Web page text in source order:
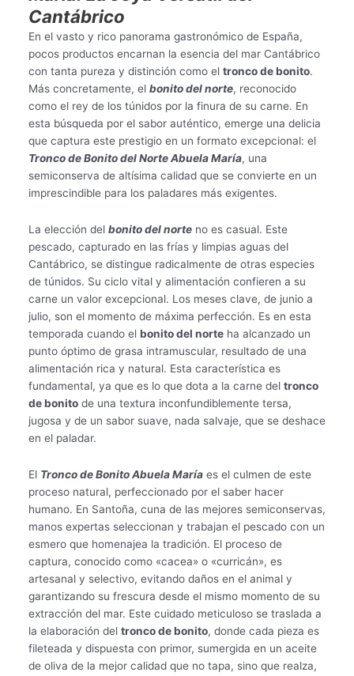
Cantábrico
En el vasto y rico panorama gastronómico de España,
pocos productos encarnan la esencia del mar Cantábrico
con tanta pureza y distinción como el tronco de bonito.
Más concretamente, el bonito del norte, reconocido
como el rey de los túnidos por la finura de su carne. En
esta búsqueda por el sabor auténtico, emerge una delicia
que captura este prestigio en un formato excepcional: el
Tronco de Bonito del Norte Abuela María, una
semiconserva de altísima calidad que se convierte en un
imprescindible para los paladares más exigentes.
La elección del bonito del norteno es casual. Este
pescado, capturado en las frías y limpias aguas del
Cantábrico, se distingue radicalmente de otras especies
de túnidos. Su ciclo vital y alimentación confieren a su
carne un valor excepcional. Los meses clave, de junio a
julio, son el momento de máxima perfección. Es en esta
temporada cuando el bonito del norteha alcanzado un
punto óptimo de grasa intramuscular, resultado de una
alimentación rica y natural. Esta característica es
fundamental, ya que es lo que dota a la carne del tronco
de bonitode una textura inconfundiblemente tersa,
jugosa y de un sabor suave, nada salvaje, que se deshace
en el paladar.
El Tronco de Bonito Abuela Maríaes el culmen de este
proceso natural, perfeccionado por el saber hacer
humano. En Santoña, cuna de las mejores semiconservas,
manos expertas seleccionan y trabajan el pescado con un
esmero que homenajea la tradición. El proceso de
captura, conocido como «cacea» o «curricán», es
artesanal y selectivo, evitando daños en el animal y
garantizando su frescura desde el mismo momento de su
extracción del mar. Este cuidado meticuloso se traslada a
la elaboración del tronco de bonito, donde cada pieza es
fileteada y dispuesta con primor, sumergida en un aceite
de oliva de la mejor calidad que no tapa, sino que realza,